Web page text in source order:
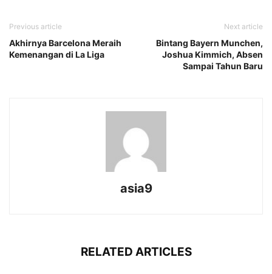
Previous article
Akhirnya Barcelona Meraih
Kemenangan di La Liga
Next article
Bintang Bayern Munchen,
Joshua Kimmich, Absen
Sampai Tahun Baru
asia9
RELATED ARTICLES